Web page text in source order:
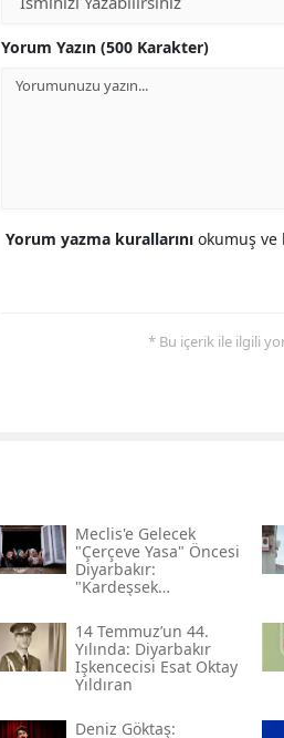
Yorum Yazın (500 Karakter)
Yorum yazma kurallarını okumuş ve
* Bu içerik ile ilgili
Meclis'e Gelecek
"çerçeve Yasa" Öncesi
Diyarbakır:
"kardeşsek
14 Temmuz’un 44.
Yılında: Diyarbakır
Işkencecisi Esat Oktay
Yıldıran
Deniz Göktaş: